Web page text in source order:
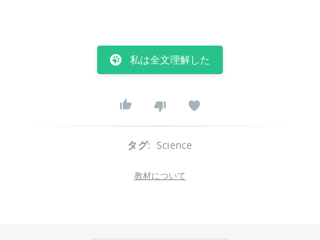
私は全文理解した
タグ: Science
教材について